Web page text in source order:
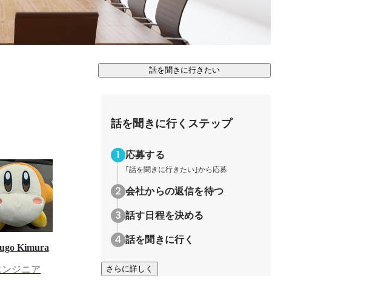
話を聞きに行きたい
Kimura
ンジニア
話を聞きに行くステップ
応募する
｢話を聞きに行きたい｣から応募
会社からの返信を待つ
話す日程を決める
話を聞きに行く
さらに詳しく